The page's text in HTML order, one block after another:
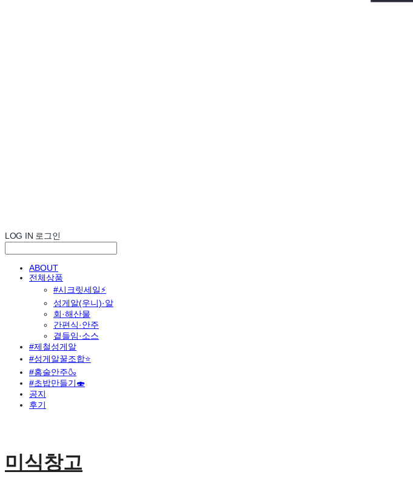
LOG IN 로그인
ABOUT
전체상품
#시크릿세일⚡
성게알(우니)·알
회·해산물
간편식·안주
곁들임·소스
#제철성게알
#성게알꿀조합⭐
#홈술안주🍶
#초밥만들기🍣
공지
후기
미식창고